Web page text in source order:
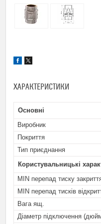
ХАРАКТЕРИСТИКИ
Основні
Виробник
Покриття
Тип приєднання
Користувальницькі
MIN перепад тиску
MIN перепад тисків
Вага ящ.
Діаметр підключення